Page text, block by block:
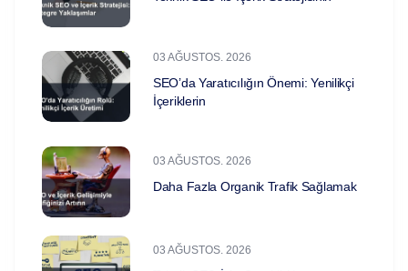
03 AĞUSTOS. 2026
SEO’da Yaratıcılığın Önemi: Yenilikçi
İçeriklerin
03 AĞUSTOS. 2026
Daha Fazla Organik Trafik Sağlamak
03 AĞUSTOS. 2026